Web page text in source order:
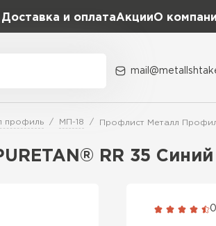
Доставка и оплатаАкцииО
Лайн
профиль МП-18 Профлист Металл
RR 35 Синий